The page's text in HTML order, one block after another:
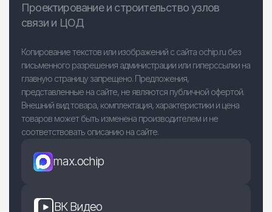
Проектирование и строительство узлов
связи и ЦОД
Копирование текстов или изображений с сайта ochip.ru без
письменного разрешения администрации или гиперссылки на
главную страницу запрещено. Предложения,
представленные на сайте, не являются публичной офертой.
Внешний вид товара, комплектация, характеристики и цена
товаров может быть изменена производителем и не
соответствовать описанию на сайте.
max.ochip
ВК Видео